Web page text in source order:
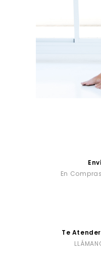
En
Te